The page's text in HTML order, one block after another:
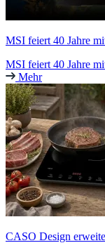
MSI feiert 40 Jahre
MSI feiert 40 Jahre
Mehr
CASO Design